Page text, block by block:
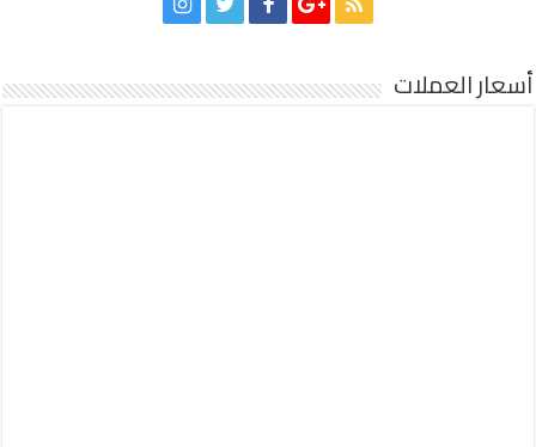
أسعار العملات